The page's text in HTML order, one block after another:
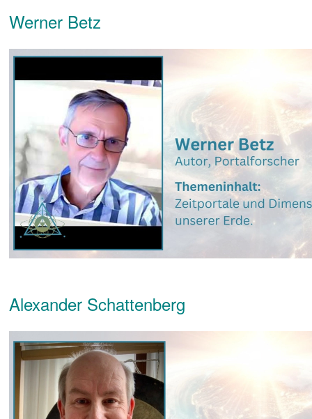
Werner Betz
Alexander Schattenberg